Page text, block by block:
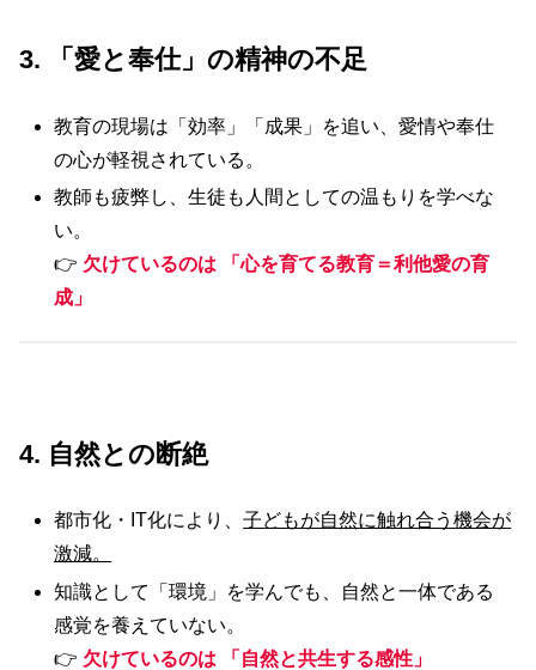
3. 「愛と奉仕」の精神の不足
教育の現場は「効率」「成果」を追い、愛情や奉仕
の心が軽視されている。
教師も疲弊し、生徒も人間としての温もりを学べな
い。
👉 欠けているのは 「心を育てる教育＝利他愛の育
成」
4. 自然との断絶
都市化・IT化により、子どもが自然に触れ合う機会が
激減。
知識として「環境」を学んでも、自然と一体である
感覚を養えていない。
👉 欠けているのは 「自然と共生する感性」